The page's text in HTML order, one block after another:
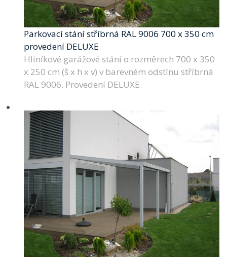
Parkovací stání stříbrná RAL 9006 700 x 350 cm
provedení DELUXE
Hliníkové garážové stání o rozměrech 700 x 350
x 250 cm (š x h x v) v barevném odstínu stříbrná
RAL 9006. Provedení DELUXE.